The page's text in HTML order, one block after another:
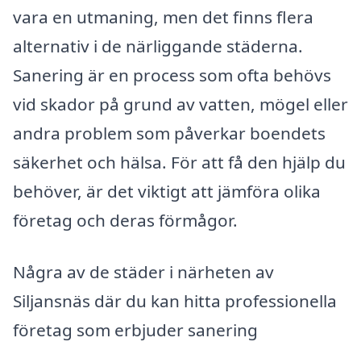
vara en utmaning, men det finns flera
alternativ i de närliggande städerna.
Sanering är en process som ofta behövs
vid skador på grund av vatten, mögel eller
andra problem som påverkar boendets
säkerhet och hälsa. För att få den hjälp du
behöver, är det viktigt att jämföra olika
företag och deras förmågor.
Några av de städer i närheten av
Siljansnäs där du kan hitta professionella
företag som erbjuder sanering